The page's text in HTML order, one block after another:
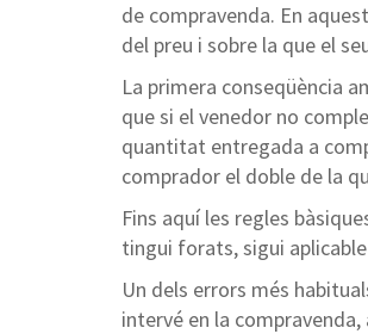
de compravenda. En
del preu i sobre la que el
La primera conseqüència
que si el venedor no
quantitat entregada a
comprador el doble de la
Fins aquí les regles
tingui forats, sigui
Un dels errors més
intervé en la